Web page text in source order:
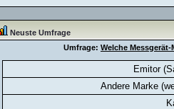
Neuste Umfrage
Umfrage: Welche
Emitor
Andere Marke